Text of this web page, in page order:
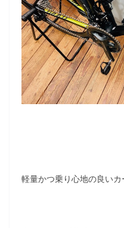
軽量かつ乗り心地の良いカ